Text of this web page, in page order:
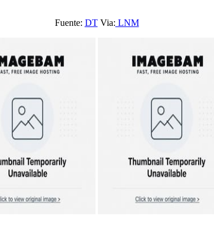
Fuente: DTVia: LNM